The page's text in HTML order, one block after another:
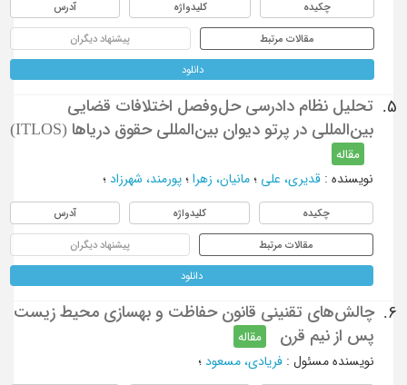
چکیده کلیدواژه آدرس
مقالات مرتبط پیشنهاد دیگران
دانلود
5.
تحلیل نظام دادرسی حل‌و‌فصل اختلافات قضایی
بین‌المللی در پرتو دیوان بین‌المللی حقوق دریاها (ITLOS)
مقاله
نویسنده: قدیری، علی ؛ مانيان، زهرا ؛ پورمند، شهرزاد؛
چکیده کلیدواژه آدرس
مقالات مرتبط پیشنهاد دیگران
دانلود
6.
چالش‌های تقنینی قانون حفاظت و بهسازی محیط زیست
پس از نیم قرن
مقاله
نویسنده مسئول : فریادی، مسعود؛